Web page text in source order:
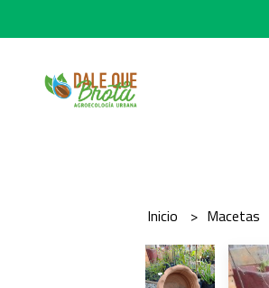
Inicio Macetas